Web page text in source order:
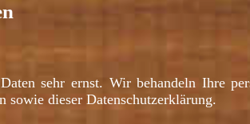
sehr ernst. Wir behandeln Ihre
sowie dieser Datenschutzerklärung.